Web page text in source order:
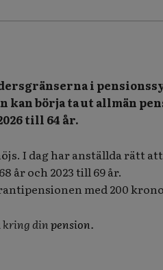
i
kan börja ta ut allmän
till 64 år.
I dag har anställda rätt
år och 2023 till 69 år.
med 200
kring dinpension.